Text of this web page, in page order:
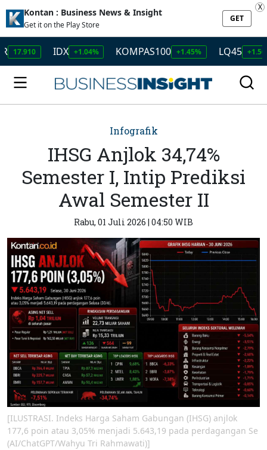
Kontan : Business News & Insight
Get it on the Play Store
GET
X
IDX +1.04% KOMPAS100 +1.45% LQ45 +1.50%
Infografik
IHSG Anjlok 34,74%
Semester I, Intip Prediksi
Awal Semester II
Rabu, 01 Juli 2026 | 04:50 WIB
[ILUSTRASI. Indeks Harga Saham Gabungan (IHSG) anjlok
177,6 poin atau 3,05% menjadi 5.643,19 pada perdagangan Se
(AI/ChatGPT/Wahyu Tri Rahmawati)]